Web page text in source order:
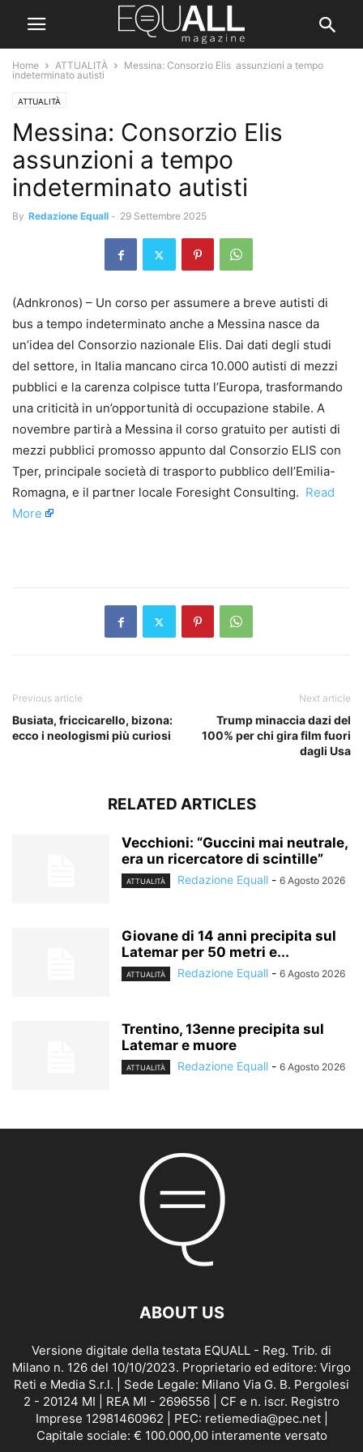
Home ATTUALITÀ
Messina: Consorzio Elis assunzioni a tempo
indeterminato autisti
ATTUALITÀ
Messina: Consorzio Elis
assunzioni a tempo
indeterminato autisti
By Redazione Equall - 29 Settembre 2025
(Adnkronos) – Un corso per assumere a breve autisti di
bus a tempo indeterminato anche a Messina nasce da
un’idea del Consorzio nazionale Elis. Dai dati degli studi
del settore, in Italia mancano circa 10.000 autisti di mezzi
pubblici e la carenza colpisce tutta l’Europa, trasformando
una criticità in un’opportunità di occupazione stabile. A
novembre partirà a Messina il corso gratuito per autisti di
mezzi pubblici promosso appunto dal Consorzio ELIS con
Tper, principale società di trasporto pubblico dell’Emilia-
Romagna, e il partner locale Foresight Consulting. ​ Read
More
Previous article
Busiata, friccicarello, bizona:
ecco i neologismi più curiosi
Next article
Trump minaccia dazi del
100% per chi gira film fuori
dagli Usa
RELATED ARTICLES
Vecchioni: “Guccini mai neutrale,
era un ricercatore di scintille”
ATTUALITÀ Redazione Equall - 6 Agosto 2026
Giovane di 14 anni precipita sul
Latemar per 50 metri e...
ATTUALITÀ Redazione Equall - 6 Agosto 2026
Trentino, 13enne precipita sul
Latemar e muore
ATTUALITÀ Redazione Equall - 6 Agosto 2026
ABOUT US
Versione digitale della testata EQUALL - Reg. Trib. di
Milano n. 126 del 10/10/2023. Proprietario ed editore: Virgo
Reti e Media S.r.l. | Sede Legale: Milano Via G. B. Pergolesi
2 - 20124 MI | REA MI - 2696556 | CF e n. iscr. Registro
Imprese 12981460962 | PEC: retiemedia@pec.net |
Capitale sociale: € 100.000,00 interamente versato